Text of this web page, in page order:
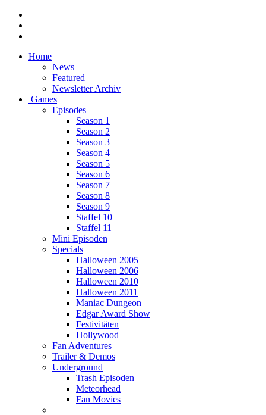
Home
News
Featured
Newsletter Archiv
Games
Episodes
Season 1
Season 2
Season 3
Season 4
Season 5
Season 6
Season 7
Season 8
Season 9
Staffel 10
Staffel 11
Mini Episoden
Specials
Halloween 2005
Halloween 2006
Halloween 2010
Halloween 2011
Maniac Dungeon
Edgar Award Show
Festivitäten
Hollywood
Fan Adventures
Trailer & Demos
Underground
Trash Episoden
Meteorhead
Fan Movies